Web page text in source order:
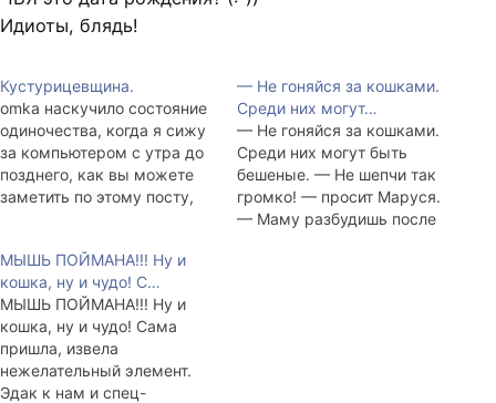
Идиоты, блядь!
Кустурицевщина.
omka наскучило состояние
одиночества, когда я сижу
за компьютером с утра до
позднего, как вы можете
заметить по этому посту,
харчи кошку или кота. Как
назло у vivas'a оказалось
предложение такого рода в
виде двух котят двух
разных цветов и полов.
Мы…
— Не гоняйся за кошками.
Среди них могут…
— Не гоняйся за кошками.
Среди них могут быть
бешеные. — Не шепчи так
громко! — просит Маруся.
— Маму разбудишь после
МЫШЬ ПОЙМАНА!!! Ну и
кошка, ну и чудо! С…
МЫШЬ ПОЙМАНА!!! Ну и
кошка, ну и чудо! Сама
пришла, извела
нежелательный элемент.
Эдак к нам и спец-